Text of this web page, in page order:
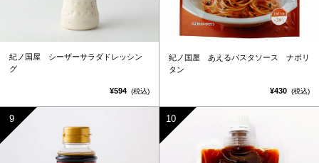
紀ノ国屋 シーザーサラダドレッシン
グ
¥594 (税込)
紀ノ国屋 あえるパスタソース ナポリ
タン
¥430 (税込)